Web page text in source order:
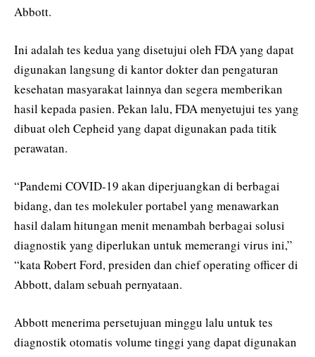
Abbott.
Ini adalah tes kedua yang disetujui oleh FDA yang dapat
digunakan langsung di kantor dokter dan pengaturan
kesehatan masyarakat lainnya dan segera memberikan
hasil kepada pasien. Pekan lalu, FDA menyetujui tes yang
dibuat oleh Cepheid yang dapat digunakan pada titik
perawatan.
“Pandemi COVID-19 akan diperjuangkan di berbagai
bidang, dan tes molekuler portabel yang menawarkan
hasil dalam hitungan menit menambah berbagai solusi
diagnostik yang diperlukan untuk memerangi virus ini,”
“kata Robert Ford, presiden dan chief operating officer di
Abbott, dalam sebuah pernyataan.
Abbott menerima persetujuan minggu lalu untuk tes
diagnostik otomatis volume tinggi yang dapat digunakan